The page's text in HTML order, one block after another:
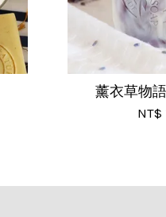
薰衣草物
NT$